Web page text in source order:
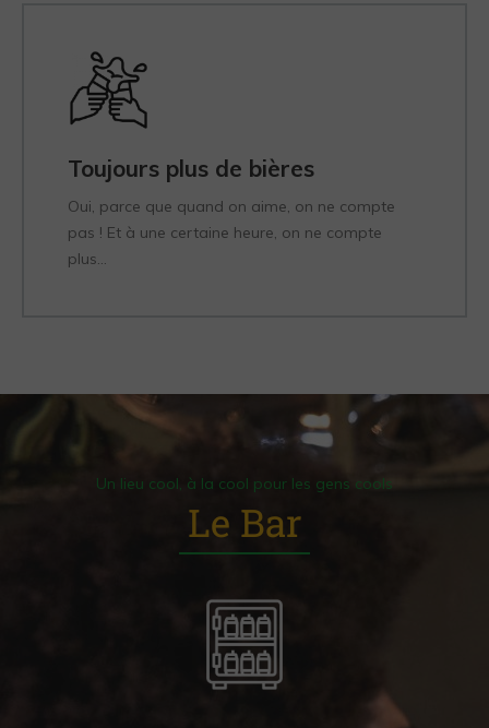
Toujours plus de bières
Oui, parce que quand on aime, on ne compte
pas ! Et à une certaine heure, on ne compte
plus...
Un lieu cool, à la cool pour les gens cools
Le Bar